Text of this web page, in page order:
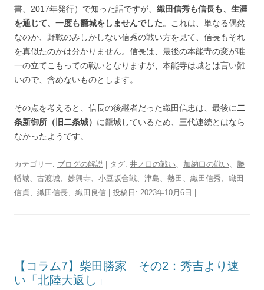
書、2017年発行）で知った話ですが、 織田信秀も信長も、生涯
を通じて、一度も籠城をしませんでした。これは、単なる偶然
なのか、野戦のみしかしない信秀の戦い方を見て、信長もそれ
を真似たのかは分かりません。信長は、最後の本能寺の変が唯
一の立てこもっての戦いとなりますが、本能寺は城とは言い難
いので、含めないものとします。
その点を考えると、信長の後継者だった織田信忠は、最後に二
条新御所（旧二条城） に籠城しているため、三代連続とはなら
なかったようです。
カテゴリー: ブログの解説 | タグ: 井ノ口の戦い 加納口の戦い
勝
幡城
古渡城 妙興寺 小豆坂合戦 津島 熱田 織田信秀
織田
信貞
織田信長 織田良信 | 投稿日: 2023年10月6日
【コラム7】柴田勝家 その2：秀吉より速
い「北陸大返し」